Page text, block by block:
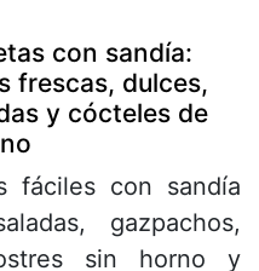
con sandía:
frescas, dulces,
y cócteles de
fáciles con sandía
gazpachos,
sin horno y